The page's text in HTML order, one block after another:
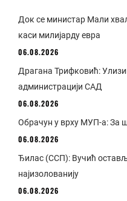
Док се министар Мали
каси милијарду евра
06.08.2026
Драгана Трифковић:
администрацији САД
06.08.2026
Обрачун у врху МУП-а: За
06.08.2026
Ђилас (ССП): Вучић
најизолованију
06.08.2026